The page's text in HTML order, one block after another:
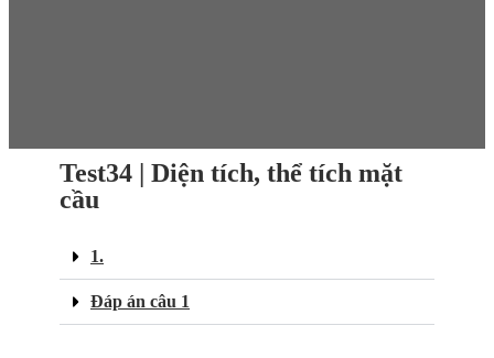
Test34 | Diện tích, thể tích mặt
cầu
1.
Đáp án câu 1